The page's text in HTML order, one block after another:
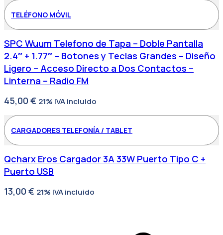
TELÉFONO MÓVIL
SPC Wuum Telefono de Tapa – Doble Pantalla
2.4″ + 1.77″ – Botones y Teclas Grandes – Diseño
Ligero – Acceso Directo a Dos Contactos –
Linterna – Radio FM
45,00 € 21% IVA incluido
CARGADORES TELEFONÍA / TABLET
Qcharx Eros Cargador 3A 33W Puerto Tipo C +
Puerto USB
13,00 € 21% IVA incluido